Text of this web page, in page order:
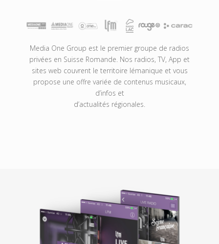
Media One Group est le premier groupe de radios
privées en Suisse Romande. Nos radios, TV, App et
sites web couvrent le territoire lémanique et vous
propose une offre variée de contenus musicaux,
d’infos et
d’actualités régionales.